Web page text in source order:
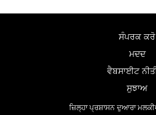
ਸੰਪਰਕ ਕਰੋ
ਮਦਦ
ਵੈਬਸਾਈਟ
ਸੁਝਾਅ
ਜ਼ਿਲ੍ਹਾ ਪ੍ਰਸ਼ਾਸਨ ਦੁਆਰਾ